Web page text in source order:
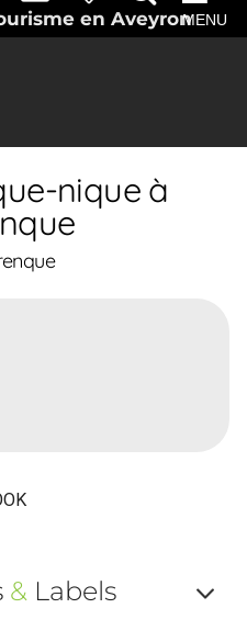
en AveyronMENU
nique à
&Labels